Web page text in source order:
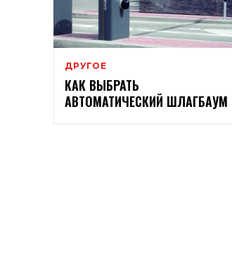
ДРУГОЕ
КАК ВЫБРАТЬ
АВТОМАТИЧЕСКИЙ ШЛАГБАУМ